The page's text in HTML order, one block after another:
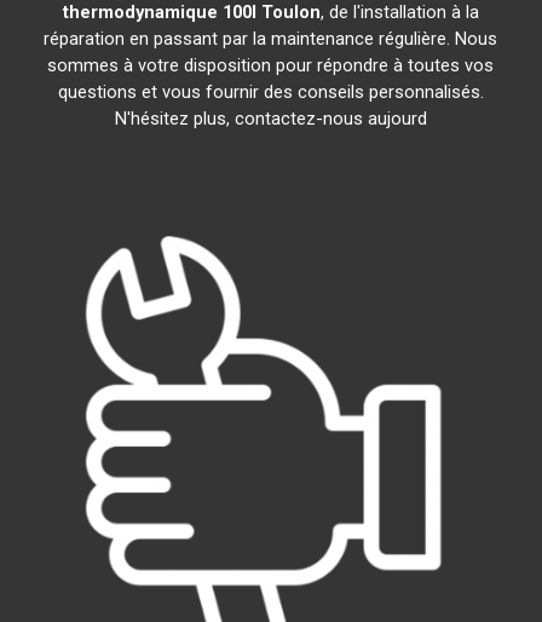
thermodynamique 100l Toulon, de l'installation à la
réparation en passant par la maintenance régulière. Nous
sommes à votre disposition pour répondre à toutes vos
questions et vous fournir des conseils personnalisés.
N'hésitez plus, contactez-nous aujourd